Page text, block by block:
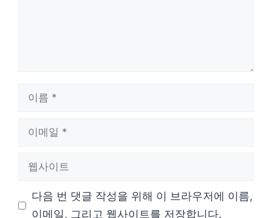
다음 번 댓글 작성을 위해 이 브라우저에 이름,
이메일, 그리고 웹사이트를 저장합니다.